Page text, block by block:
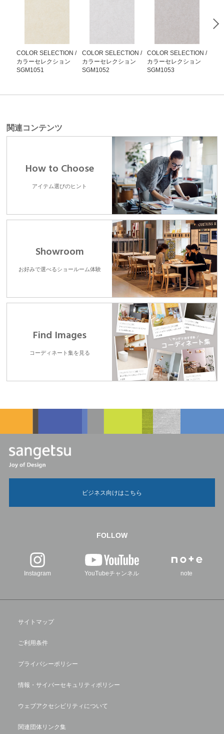
COLOR SELECTION /
カラーセレクション
SGM1051
COLOR SELECTION /
カラーセレクション
SGM1052
COLOR SELECTION /
カラーセレクション
SGM1053
関連コンテンツ
How to Choose
アイテム選びのヒント
Showroom
お好みで選べるショールーム体験
Find Images
コーディネート集を見る
ビジネス向けはこちら
FOLLOW
Instagram YouTubeチャンネル note
サイトマップ
ご利用条件
プライバシーポリシー
情報・サイバーセキュリティポリシー
ウェブアクセシビリティについて
関連団体リンク集